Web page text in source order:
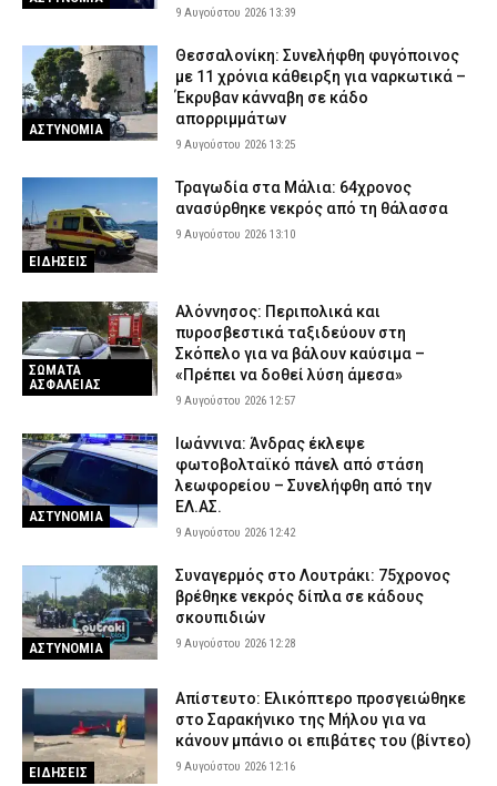
9 Αυγούστου 2026 13:39
ΑΣΤΥΝΟΜΙΑ
Θεσσαλονίκη: Συνελήφθη φυγόποινος
με 11 χρόνια κάθειρξη για ναρκωτικά –
Έκρυβαν κάνναβη σε κάδο
απορριμμάτων
9 Αυγούστου 2026 13:25
ΕΙΔΗΣΕΙΣ
Τραγωδία στα Μάλια: 64χρονος
ανασύρθηκε νεκρός από τη θάλασσα
9 Αυγούστου 2026 13:10
ΣΩΜΑΤΑ
ΑΣΦΑΛΕΙΑΣ
Αλόννησος: Περιπολικά και
πυροσβεστικά ταξιδεύουν στη
Σκόπελο για να βάλουν καύσιμα –
«Πρέπει να δοθεί λύση άμεσα»
9 Αυγούστου 2026 12:57
ΑΣΤΥΝΟΜΙΑ
Ιωάννινα: Άνδρας έκλεψε
φωτοβολταϊκό πάνελ από στάση
λεωφορείου – Συνελήφθη από την
ΕΛ.ΑΣ.
9 Αυγούστου 2026 12:42
ΑΣΤΥΝΟΜΙΑ
Συναγερμός στο Λουτράκι: 75χρονος
βρέθηκε νεκρός δίπλα σε κάδους
σκουπιδιών
9 Αυγούστου 2026 12:28
ΕΙΔΗΣΕΙΣ
Απίστευτο: Ελικόπτερο προσγειώθηκε
στο Σαρακήνικο της Μήλου για να
κάνουν μπάνιο οι επιβάτες του (βίντεο)
9 Αυγούστου 2026 12:16